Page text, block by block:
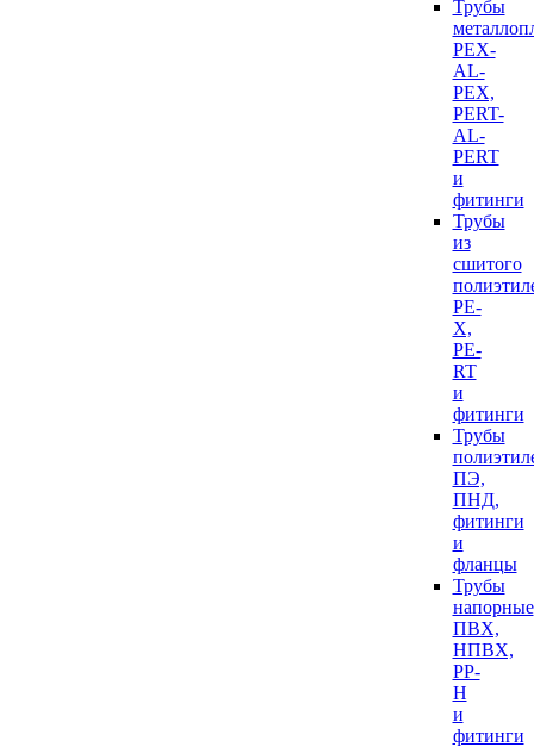
Трубы
PEX-
AL-
PEX,
PERT-
AL-
PERT
и
фитинги
Трубы
из
сшитого
PE-
X,
PE-
RT
и
фитинги
Трубы
ПЭ,
ПНД,
фитинги
и
фланцы
Трубы
напорные
ПВХ,
НПВХ,
PP-
H
и
фитинги